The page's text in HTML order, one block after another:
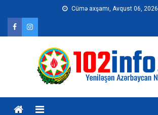
content
Cümə axşamı, Avqust 06, 2026